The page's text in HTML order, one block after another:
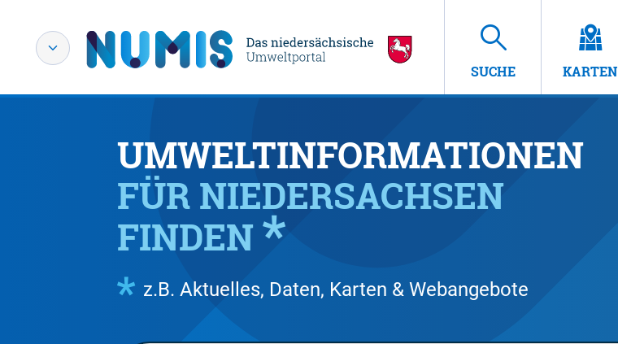
SUCHE KARTEN
UMWELTINFORMATIONEN
FÜR NIEDERSACHSEN
FINDEN
z.B. Aktuelles, Daten, Karten & Webangebote